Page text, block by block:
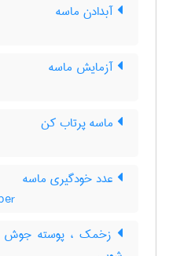
آبدادن ماسه
آزمایش ماسه
ماسه پرتاب کن
عدد خودگیری ماسه
زخمک ، پوسته جوش